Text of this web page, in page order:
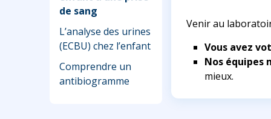
de sang
L’analyse des urines
(ECBU) chez l’enfant
Comprendre un
antibiogramme
Venir au
Vous avez
Nos équipes
mieux.